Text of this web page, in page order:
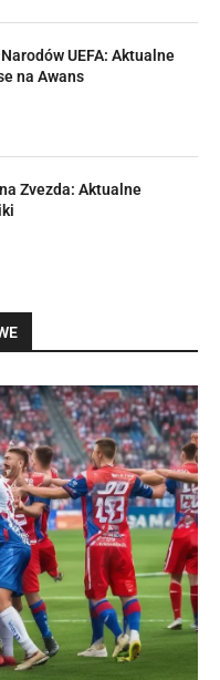
UEFA: Aktualne
na Awans
Zvezda: Aktualne